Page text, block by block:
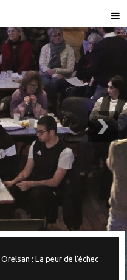
Orelsan : La peur de l’échec